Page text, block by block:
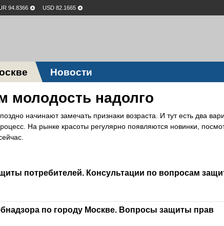
94.8366 USD 82.1665
Новости
молодость надолго
начинают замечать признаки возраста. И тут есть два
На рынке красоты регулярно появляются новинки,
потребителей. Консультации по вопросам
по городу Москве. Вопросы защиты прав